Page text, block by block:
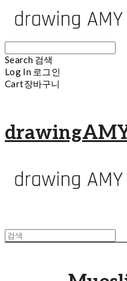
Search 검색
Log In 로그인
Cart장바구니